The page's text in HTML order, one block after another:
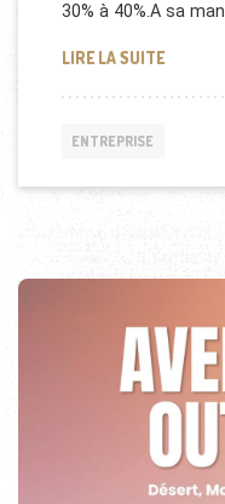
30% à 40%.A sa
LIRE LA SUITE
ENTREPRISE